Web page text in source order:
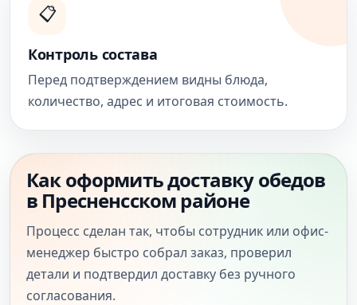
📋
Контроль состава
Перед подтверждением видны блюда,
количество, адрес и итоговая стоимость.
Как оформить доставку обедов
в Пресненсском районе
Процесс сделан так, чтобы сотрудник или офис-
менеджер быстро собрал заказ, проверил
детали и подтвердил доставку без ручного
согласования.